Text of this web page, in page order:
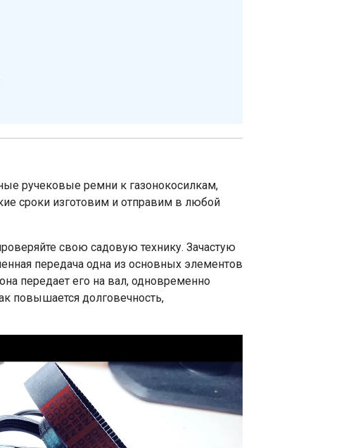
ручековые ремни к газонокосилкам,
сроки изготовим и отправим в любой
свою садовую технику. Зачастую
передача одна из основных элементов
передает его на вал, одновременно
повышается долговечность,